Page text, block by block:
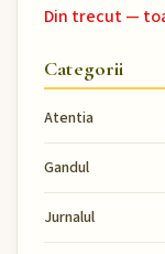
Din trecut —
Categorii
Atentia
Gandul
Jurnalul